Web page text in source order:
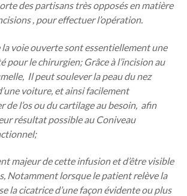
des partisans très opposés en matière
, pour effectuer l’opération.
la voie ouverte sont essentiellement une
pour le chirurgien; Grâce à l’incision au
Il peut soulever la peau du nez
voiture, et ainsi facilement
de l’os ou du cartilage au besoin, afin
résultat possible au Coniveau
majeurde cette infusion et d’être visible
Notamment lorsque le patient relève la
la cicatrice d’une façon évidente ou plus